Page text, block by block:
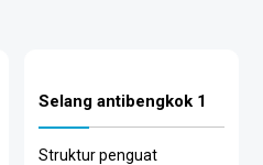
Selang antibengkok 1
Struktur penguat